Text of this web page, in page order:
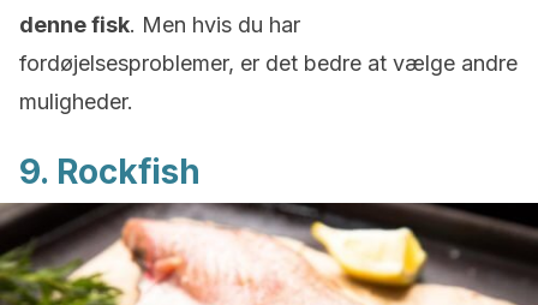
denne fisk. Men hvis du har
fordøjelsesproblemer, er det bedre at vælge andre
muligheder.
9. Rockfish